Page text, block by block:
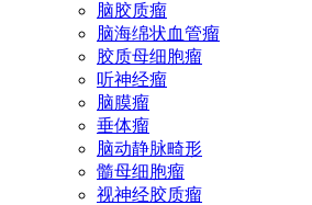
脑胶质瘤
脑海绵状血管瘤
胶质母细胞瘤
听神经瘤
脑膜瘤
垂体瘤
脑动静脉畸形
髓母细胞瘤
视神经胶质瘤